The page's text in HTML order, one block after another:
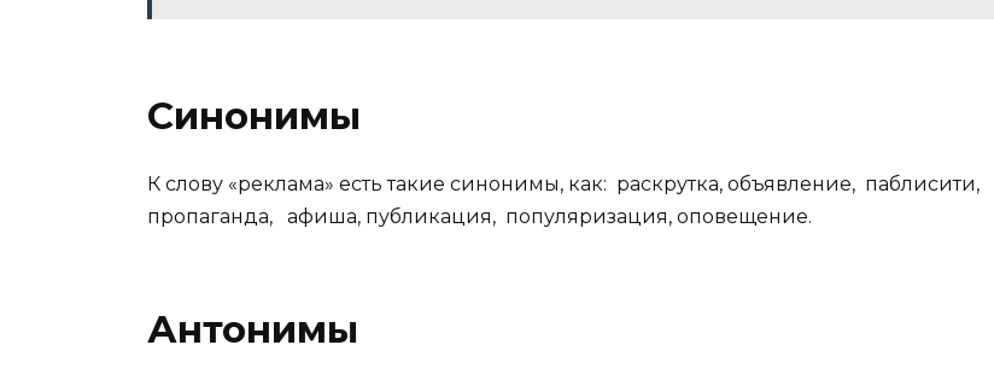
Синонимы
К слову «реклама» есть такие синонимы, как: раскрутка, объявление, паблисити,
пропаганда, афиша, публикация, популяризация, оповещение.
Антонимы